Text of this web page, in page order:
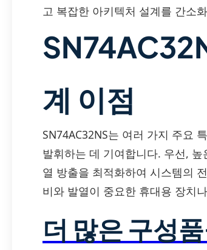
고 복잡한 아키텍처 설계를 간소
계 이점
SN74AC32NS는 여러 가지 주요
발휘하는 데 기여합니다. 우선,
열 방출을 최적화하여 시스템의
비와 발열이 중요한 휴대용 장치
더 많은 구성